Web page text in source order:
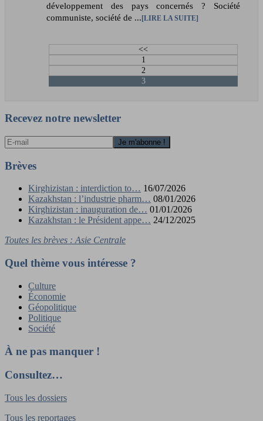
développement des pays concernés ? Société
communiste, société de ... LIRE LA SUITE
<<
1
2
3
Recevez notre newsletter
Brèves
Kirghizistan : interdiction to… 16/07/2026
Kazakhstan : l’industrie pharm… 08/01/2026
Kirghizistan : inauguration de… 01/01/2026
Kazakhstan : le Président appe… 24/12/2025
Toutes les brèves : Asie Centrale
Quel thème vous intéresse ?
Culture
Économie
Géopolitique
Politique
Société
À ne pas manquer !
Consultez…
Tous les dossiers
Tous les reportages